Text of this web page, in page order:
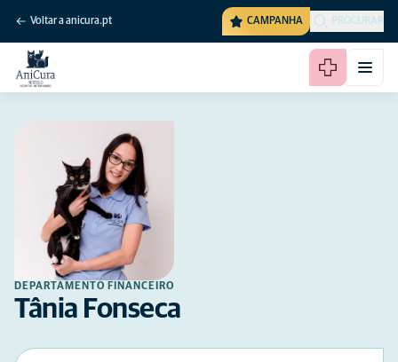
Voltar a anicura.pt CAMPANHA PROCURAR
DEPARTAMENTO FINANCEIRO
Tânia Fonseca